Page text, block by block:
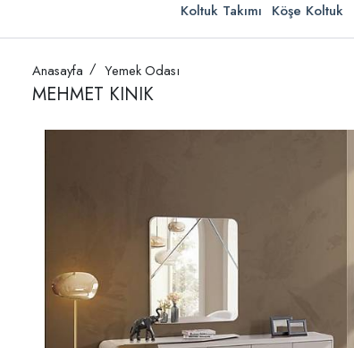
Koltuk Takımı Köşe Koltuk
Anasayfa Yemek Odası
MEHMET KINIK